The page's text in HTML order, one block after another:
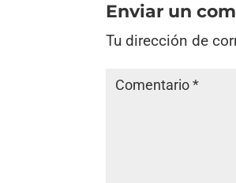
Enviar un
Tu dirección de